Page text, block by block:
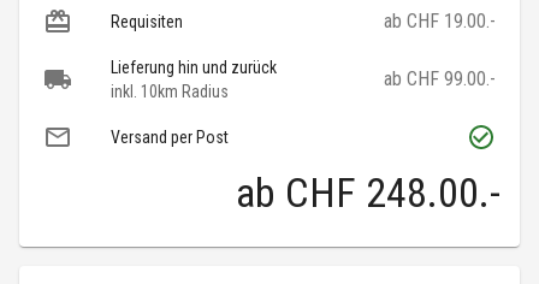
Requisiten ab CHF 19.00.-
Lieferung hin und zurück
inkl. 10km Radius
ab CHF 99.00.-
Versand per Post
ab CHF 248.00.-